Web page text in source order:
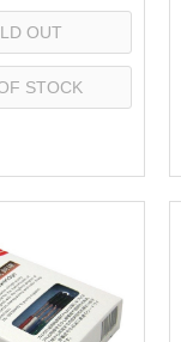
OUT
STOCK